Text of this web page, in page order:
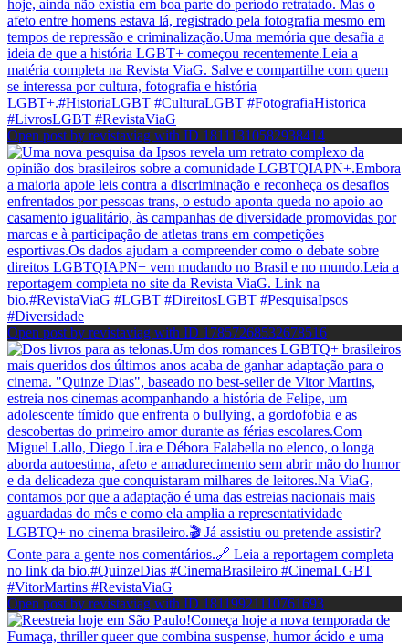
Open post by revistaviag with ID 18111310582938414
Open post by revistaviag with ID 17857268532678516
Open post by revistaviag with ID 18119921110761693